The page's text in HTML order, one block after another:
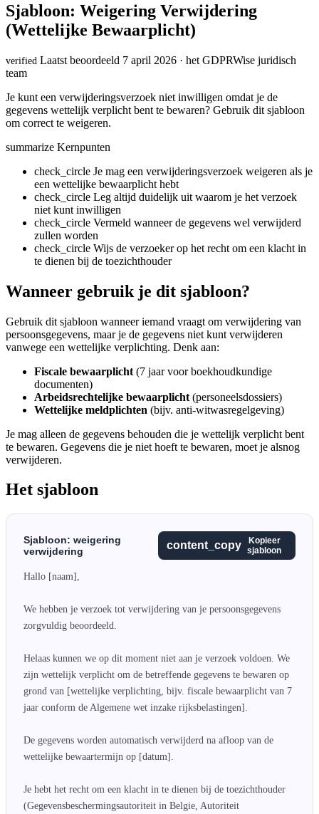
Sjabloon: Weigering Verwijdering
(Wettelijke Bewaarplicht)
verified Laatst beoordeeld 7 april 2026 · het GDPRWise juridisch
team
Je kunt een verwijderingsverzoek niet inwilligen omdat je de
gegevens wettelijk verplicht bent te bewaren? Gebruik dit sjabloon
om correct te weigeren.
summarize Kernpunten
check_circle Je mag een verwijderingsverzoek weigeren als je
een wettelijke bewaarplicht hebt
check_circle Leg altijd duidelijk uit waarom je het verzoek
niet kunt inwilligen
check_circle Vermeld wanneer de gegevens wel verwijderd
zullen worden
check_circle Wijs de verzoeker op het recht om een klacht in
te dienen bij de toezichthouder
Wanneer gebruik je dit sjabloon?
Gebruik dit sjabloon wanneer iemand vraagt om verwijdering van
persoonsgegevens, maar je de gegevens niet kunt verwijderen
vanwege een wettelijke verplichting. Denk aan:
Fiscale bewaarplicht (7 jaar voor boekhoudkundige
documenten)
Arbeidsrechtelijke bewaarplicht (personeelsdossiers)
Wettelijke meldplichten (bijv. anti-witwasregelgeving)
Je mag alleen de gegevens behouden die je wettelijk verplicht bent
te bewaren. Gegevens die je niet hoeft te bewaren, moet je alsnog
verwijderen.
Het sjabloon
Sjabloon: weigering
verwijdering
content_copy
Kopieer
sjabloon
Hallo [naam],
We hebben je verzoek tot verwijdering van je persoonsgegevens
zorgvuldig beoordeeld.
Helaas kunnen we op dit moment niet aan je verzoek voldoen. We
zijn wettelijk verplicht om de betreffende gegevens te bewaren op
grond van [wettelijke verplichting, bijv. fiscale bewaarplicht van 7
jaar conform de Algemene wet inzake rijksbelastingen].
De gegevens worden automatisch verwijderd na afloop van de
wettelijke bewaartermijn op [datum].
Je hebt het recht om een klacht in te dienen bij de toezichthouder
(Gegevensbeschermingsautoriteit in Belgie, Autoriteit